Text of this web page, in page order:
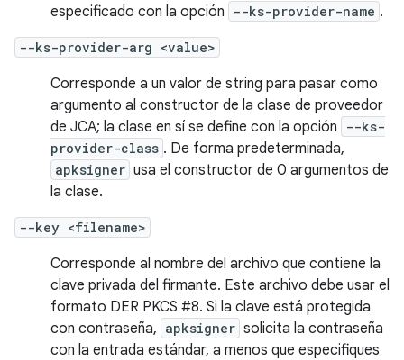
especificado con la opción
--ks-provider-name .
--ks-provider-arg <value>
Corresponde a un valor de string para pasar como
argumento al constructor de la clase de proveedor
de JCA; la clase en sí se define con la opción
--ks-
provider-class . De forma predeterminada,
apksigner usa el constructor de 0 argumentos de
la clase.
--key <filename>
Corresponde al nombre del archivo que contiene la
clave privada del firmante. Este archivo debe usar el
formato DER PKCS #8. Si la clave está protegida
con contraseña, apksigner solicita la contraseña
con la entrada estándar, a menos que especifiques